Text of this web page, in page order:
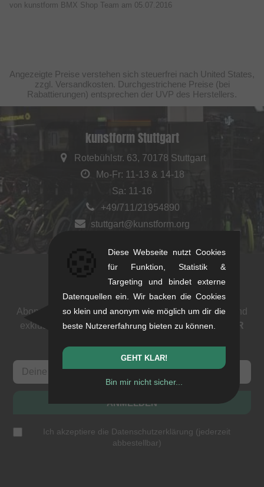
von kunstform BMX Shop Team am 05.07.2016
Angezeigte Preise verstehen sich steuerfrei nach United States,
zzgl. Versandkosten. Durchgestrichene Preise (bei
Rabattierungen) entsprechen der UVP des Herstellers.
kunstform Stuttgart
Rotebühlstr. 63, 70178 Stuttgart
Mo-Fr: 11-13 & 14-18
Sa: 11-16
+49/711/21954890
stuttgart@kunstform.org
Newsletter
Abonniere unseren Newsletter: Events, BMX News und
exklusive Deals. Als Dank bekommst du einen
5 EUR
ANMELDEN
Ich akzeptiere die Datenschutzerklärung (jederzeit
abbestellbar)
Diese Webseite nutzt Cookies
für Funktion, Statistik &
Targeting und bindet externe
Datenquellen ein. Wir backen die Cookies
so klein und anonym wie möglich um dir die
beste Nutzererfahrung bieten zu können.
GEHT KLAR!
Bin mir nicht sicher...